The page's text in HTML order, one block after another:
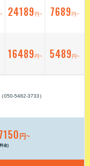
24189 円~ 7689 円~
16489 円~ 5489 円~
050-5482-3733）
円~
金)